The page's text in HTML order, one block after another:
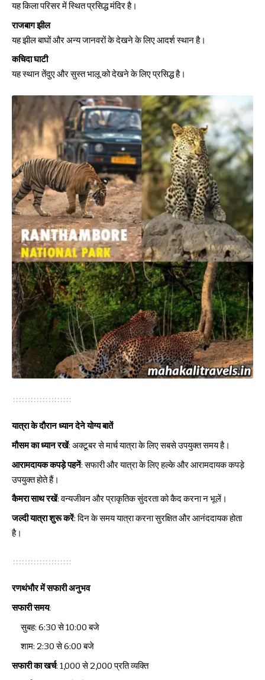
यह किला परिसर में स्थित प्रसिद्ध मंदिर है।
राजबाग झील
यह झील बाघों और अन्य जानवरों के देखने के लिए आदर्श स्थान है।
कचिदा घाटी
यह स्थान तेंदुए और सुस्त भालू को देखने के लिए प्रसिद्ध है।
यात्रा के दौरान ध्यान देने योग्य बातें
मौसम का ध्यान रखें: अक्टूबर से मार्च यात्रा के लिए सबसे उपयुक्त समय है।
आरामदायक कपड़े पहनें: सफारी और यात्रा के लिए हल्के और आरामदायक कपड़े
उपयुक्त होते हैं।
कैमरा साथ रखें: वन्यजीवन और प्राकृतिक सुंदरता को कैद करना न भूलें।
जल्दी यात्रा शुरू करें: दिन के समय यात्रा करना सुरक्षित और आनंददायक होता
है।
रणथंभौर में सफारी अनुभव
सफारी समय:
सुबह: 6:30 से 10:00 बजे
शाम: 2:30 से 6:00 बजे
सफारी का खर्च: ₹1,000 से ₹2,000 प्रति व्यक्ति